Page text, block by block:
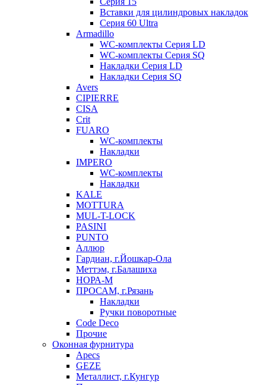
Вставки для цилиндровых накладок
Серия 60 Ultra
Armadillo
WC-комплекты Серия LD
WC-комплекты Серия SQ
Накладки Серия LD
Накладки Серия SQ
Avers
CIPIERRE
CISA
Crit
FUARO
WC-комплекты
Накладки
IMPERO
WC-комплекты
Накладки
KALE
MOTTURA
MUL-T-LOCK
PASINI
PUNTO
Аллюр
Гардиан, г.Йошкар-Ола
Меттэм, г.Балашиха
НОРА-М
ПРОСАМ, г.Рязань
Накладки
Ручки поворотные
Code Deco
Прочие
Оконная фурнитура
Apecs
GEZE
Металлист, г.Кунгур